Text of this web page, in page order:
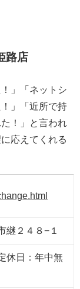
路店
」「ネットシ
」「近所で持
！」と言われ
応えてくれる
継２４８−１
休日：年中無